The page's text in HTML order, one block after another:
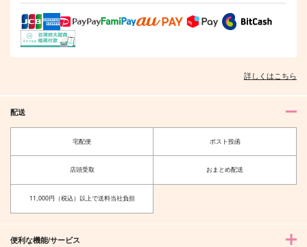
詳しくはこちら
配送
宅配便 ポスト投函
店頭受取 おまとめ配送
11,000円（税込）以上で送料当社負担
便利な機能/サービス